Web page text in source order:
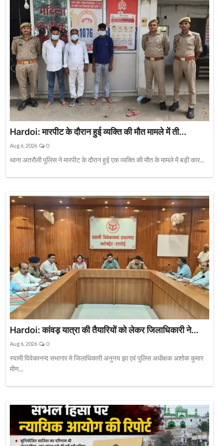
Hardoi: मारपीट के दौरान हुई व्यक्ति की मौत मामले में ती...
Aug 6, 2026 0
थाना अतरौली पुलिस ने मारपीट के दौरान हुई एक व्यक्ति की मौत के मामले में बड़ी कार...
Hardoi: कांवड़ यात्रा की तैयारियों को लेकर जिलाधिकारी ने...
Aug 6, 2026 0
स्वामी विवेकानन्द सभागार मे जिलाधिकारी अनुनय झा एवं पुलिस अधीक्षक अशोक कुमार
मीण...